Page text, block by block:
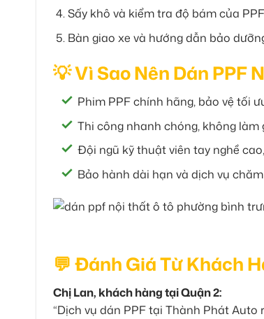
Sấy khô và kiểm tra độ bám của
Bàn giao xe và hướng dẫn bảo
💡 Vì Sao Nên Dán PPF
Phim PPF chính hãng, bảo vệ tối
Thi công nhanh chóng, không
Đội ngũ kỹ thuật viên tay nghề
Bảo hành dài hạn và dịch vụ
💬 Đánh Giá Từ Khách
Chị Lan, khách hàng tại Quận 2:
“Dịch vụ dán PPF tại Thành Phát